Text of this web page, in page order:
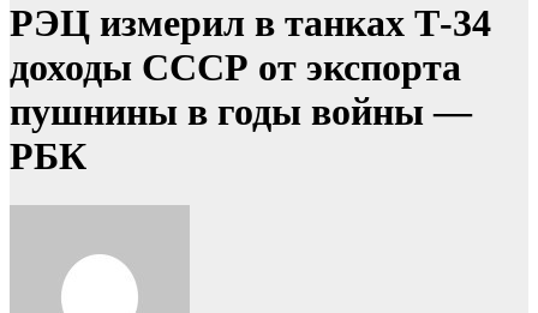
РЭЦ измерил в танках Т-34
доходы СССР от экспорта
пушнины в годы войны —
РБК